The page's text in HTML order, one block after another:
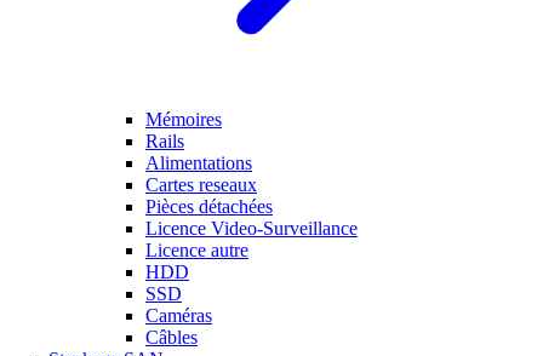
Mémoires
Rails
Alimentations
Cartes reseaux
Pièces détachées
Licence Video-Surveillance
Licence autre
HDD
SSD
Caméras
Câbles